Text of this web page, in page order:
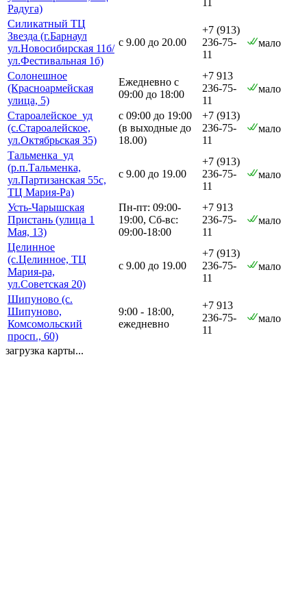
Радуга)
Силикатный ТЦ
Звезда (г.Барнаул
ул.Новосибирская 11б/
ул.Фестивальная 1б)
с 9.00 до 20.00
+7 (913)
236-75-
11
мало
Солонешное
(Красноармейская
улица, 5)
Ежедневно с
09:00 до 18:00
+7 913
236-75-
11
мало
Староалейское_уд
(с.Староалейское,
ул.Октябрьская 35)
с 09:00 до 19:00
(в выходные до
18.00)
+7 (913)
236-75-
11
мало
Тальменка_уд
(р.п.Тальменка,
ул.Партизанская 55с,
ТЦ Мария-Ра)
с 9.00 до 19.00
+7 (913)
236-75-
11
мало
Усть-Чарышская
Пристань (улица 1
Мая, 13)
Пн-пт: 09:00-
19:00, Сб-вс:
09:00-18:00
+7 913
236-75-
11
мало
Целинное
(с.Целинное, ТЦ
Мария-ра,
ул.Советская 20)
с 9.00 до 19.00
+7 (913)
236-75-
11
мало
Шипуново (с.
Шипуново,
Комсомольский
просп., 60)
9:00 - 18:00,
ежедневно
+7 913
236-75-
11
мало
загрузка карты...